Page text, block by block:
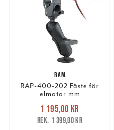
RAM
RAP-400-202 Fäste för
elmotor mm
Nuvarande pris
1 195,00 krTidigare pris
1 399,00 kr
1 195,00 kr
1 399,00 kr